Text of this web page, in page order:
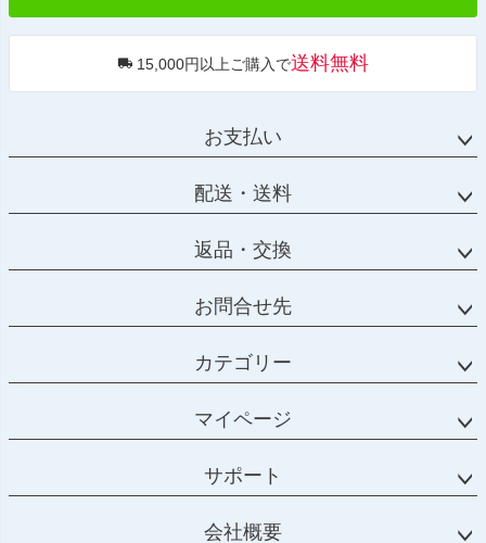
15,000円以上ご購入で送料無料
お支払い
配送・送料
返品・交換
お問合せ先
カテゴリー
マイページ
サポート
会社概要